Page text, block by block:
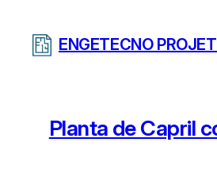
ENGETECNO
Planta de Capril